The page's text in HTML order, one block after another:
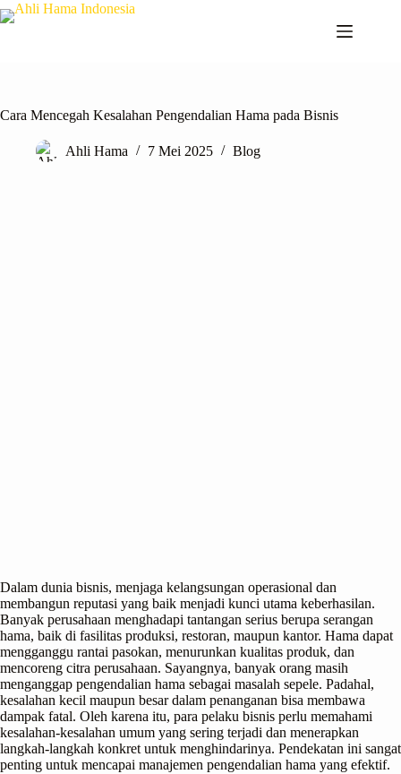
Cara Mencegah Kesalahan Pengendalian Hama pada Bisnis
Ahli Hama 7 Mei 2025 Blog
Dalam dunia bisnis, menjaga kelangsungan operasional dan
membangun reputasi yang baik menjadi kunci utama keberhasilan.
Banyak perusahaan menghadapi tantangan serius berupa serangan
hama, baik di fasilitas produksi, restoran, maupun kantor. Hama dapat
mengganggu rantai pasokan, menurunkan kualitas produk, dan
mencoreng citra perusahaan. Sayangnya, banyak orang masih
menganggap pengendalian hama sebagai masalah sepele. Padahal,
kesalahan kecil maupun besar dalam penanganan bisa membawa
dampak fatal. Oleh karena itu, para pelaku bisnis perlu memahami
kesalahan-kesalahan umum yang sering terjadi dan menerapkan
langkah-langkah konkret untuk menghindarinya. Pendekatan ini sangat
penting untuk mencapai manajemen pengendalian hama yang efektif.